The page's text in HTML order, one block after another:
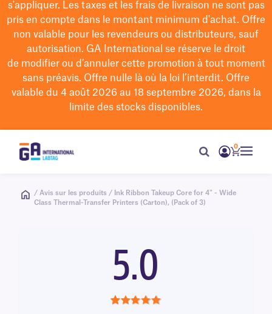
s'appliquer. Les taxes et les frais de livraison ne sont pas
pris en compte dans le montant minimum d'achat. Offre
non valable pour les revendeurs ou distributeurs, sauf
autorisation. GA International se réserve le droit
de modifierou d’annuler cette promotion à tout moment
sans préavis. Offre nulle là où la loi l’interdit. Offre
valable du 4 août 2026 au 18 septembre 2026, dans la
limite des stocks disponibles.
0
/ Avis sur les produits / Ink Ribbon Takeup Core for 4" - Wide
Class Thermal-Transfer Printers (Carton), (Pack of 3)
5.0